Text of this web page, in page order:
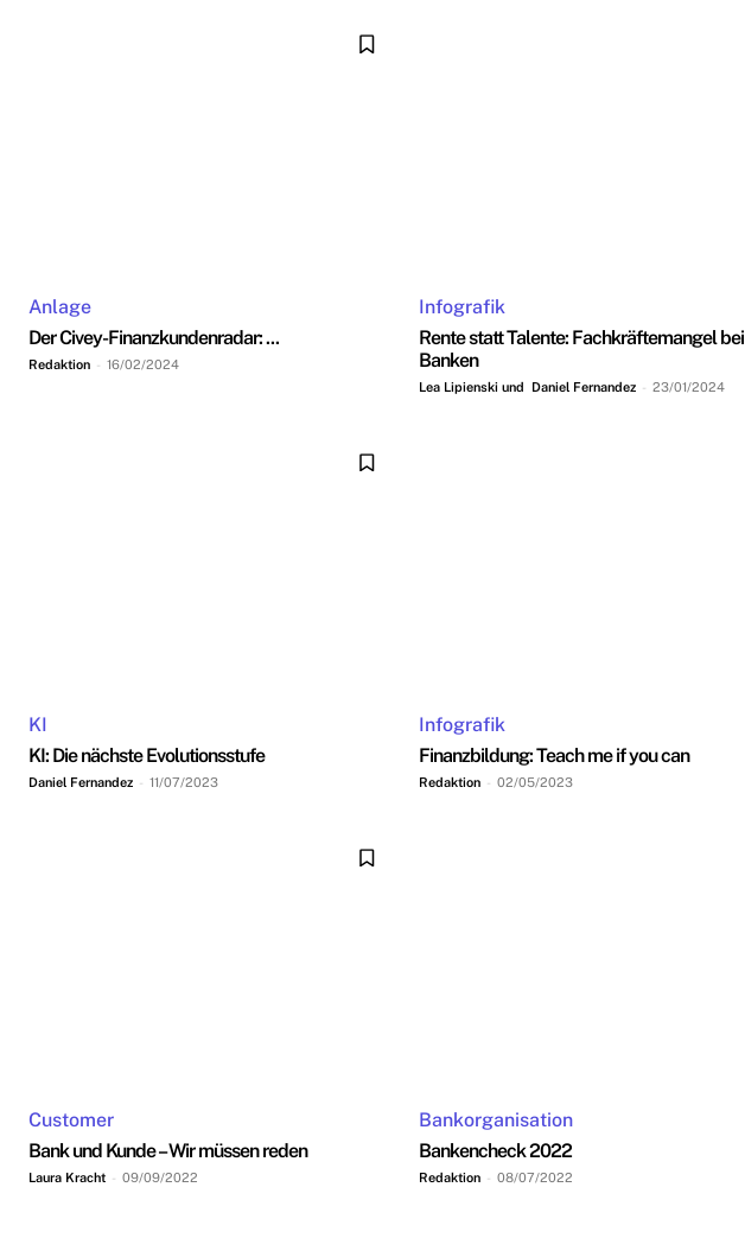
Anlage
Der Civey-Finanzkundenradar: ...
Redaktion - 16/02/2024
Infografik
Rente statt Talente: Fachkräftemangel bei
Banken
Lea Lipienski und Daniel Fernandez - 23/01/2024
KI
KI: Die nächste Evolutionsstufe
Daniel Fernandez - 11/07/2023
Infografik
Finanzbildung: Teach me if you can
Redaktion - 02/05/2023
Customer
Bank und Kunde – Wir müssen reden
Laura Kracht - 09/09/2022
Bankorganisation
Bankencheck 2022
Redaktion - 08/07/2022